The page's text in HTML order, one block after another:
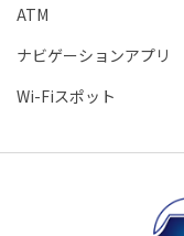
ATM
ナビゲーションアプリ
Wi-Fiスポット